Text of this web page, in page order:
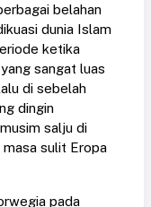
belahan
dunia Islam
ketika
sangat luas
di sebelah
dingin
salju di
masa sulit Eropa
pada